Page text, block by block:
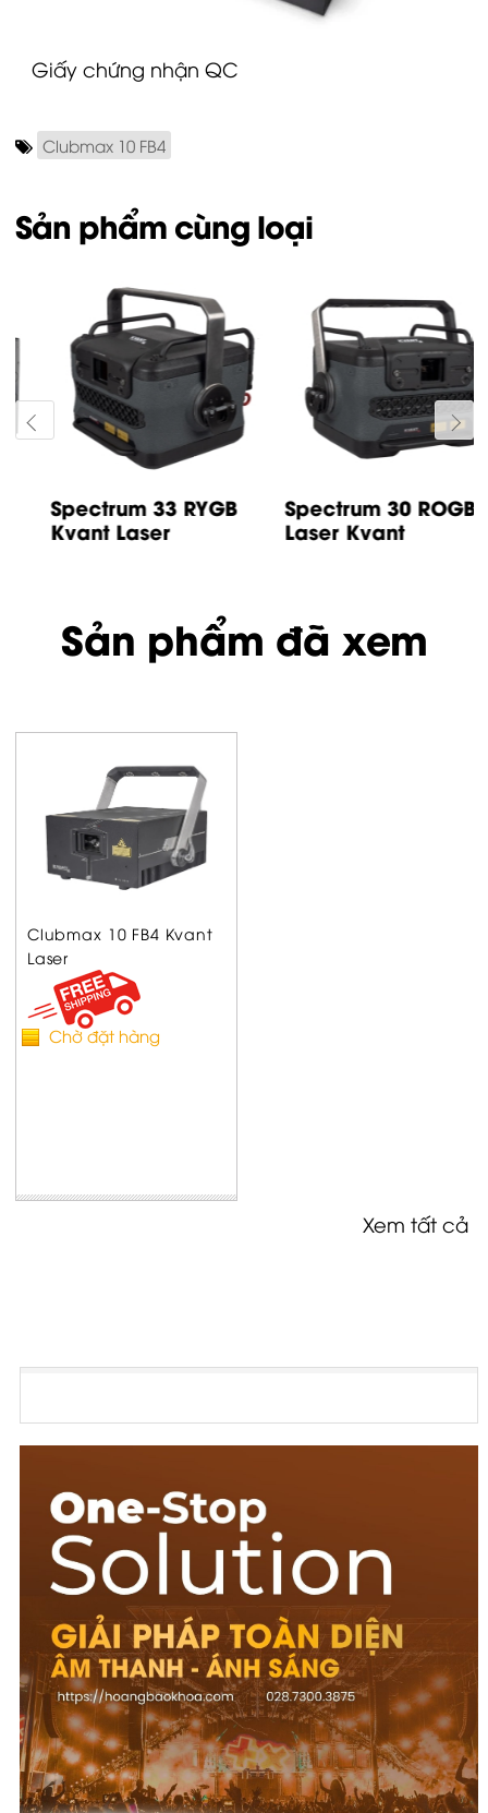
Giấy chứng nhận QC
Clubmax 10 FB4
Sản phẩm cùng loại
Spectrum 33 RYGB
Kvant Laser
Spectrum 30 ROGB
Laser Kvant
Sản phẩm đã xem
Clubmax 10 FB4 Kvant
Laser
Chờ đặt hàng
Xem tất cả